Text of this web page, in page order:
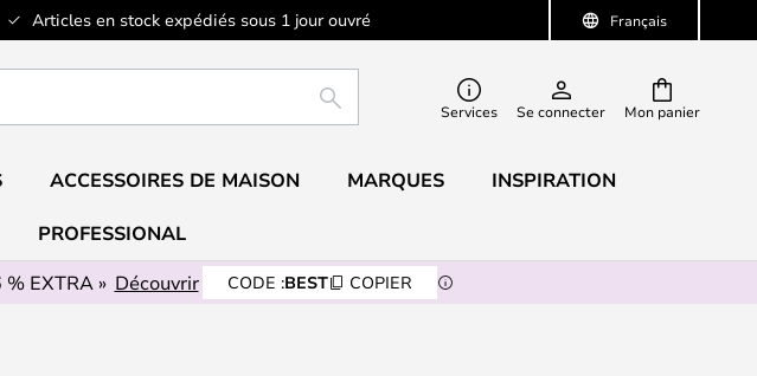
Français
Articles en stock expédiés sous 1 jour ouvré
Mon panier
RECHERCHERServices Se connecter
ACCESSOIRES DE MAISON MARQUES INSPIRATION
PROFESSIONAL
EXTRA » Découvrir CODE :BEST COPIER